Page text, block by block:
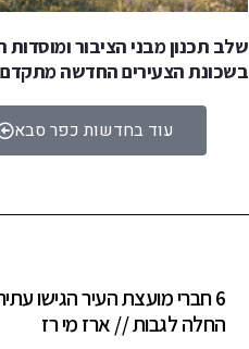
שלב תכנון מבני הציבור ומוסדות
בשכונת הצעירים החדשה מתקדם
עוד בחדשות כפר סבא
6 חברי מועצת העיר הגישו
החלה לגבות // ארז מי רז